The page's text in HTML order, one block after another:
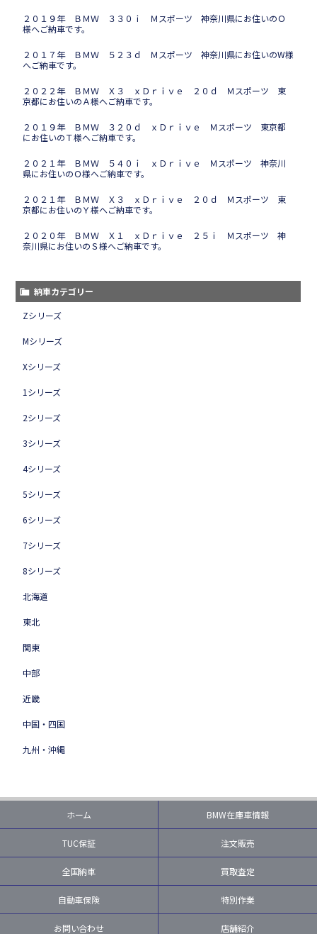
２０１９年 ＢＭＷ ３３０ｉ Ｍスポーツ 神奈川県にお住いのＯ
様へご納車です。
２０１７年 ＢＭＷ ５２３ｄ Ｍスポーツ 神奈川県にお住いのW様
へご納車です。
２０２２年 ＢＭＷ Ｘ３ ｘＤｒｉｖｅ ２０ｄ Ｍスポーツ 東
京都にお住いのＡ様へご納車です。
２０１９年 ＢＭＷ ３２０ｄ ｘＤｒｉｖｅ Ｍスポーツ 東京都
にお住いのＴ様へご納車です。
２０２１年 ＢＭＷ ５４０ｉ ｘＤｒｉｖｅ Ｍスポーツ 神奈川
県にお住いのＯ様へご納車です。
２０２１年 ＢＭＷ Ｘ３ ｘＤｒｉｖｅ ２０ｄ Ｍスポーツ 東
京都にお住いのＹ様へご納車です。
２０２０年 ＢＭＷ Ｘ１ ｘＤｒｉｖｅ ２５ｉ Ｍスポーツ 神
奈川県にお住いのＳ様へご納車です。
納車カテゴリー
Zシリーズ
Mシリーズ
Xシリーズ
1シリーズ
2シリーズ
3シリーズ
4シリーズ
5シリーズ
6シリーズ
7シリーズ
8シリーズ
北海道
東北
関東
中部
近畿
中国・四国
九州・沖縄
ホーム BMW在庫車情報
TUC保証 注文販売
全国納車 買取査定
自動車保険 特別作業
お問い合わせ 店舗紹介